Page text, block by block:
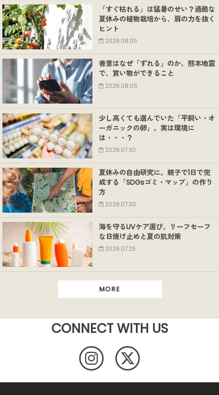
「すぐ枯れる」は猛暑のせい？過酷な
夏休みの植物栽培から、肩の力を抜く
ヒント
2026.08.05
善意はなぜ「ずれる」のか。熊本地震
で、買い物ができること
2026.08.05
少し高くても選んでいた「平飼い・オ
ーガニックの卵」。実は環境に
は・・・？
2026.07.30
夏休みの自由研究に。親子で1日で完
成する「SDGsゴミ・マップ」の作り
方
2026.07.30
海を守るUVケア選び。リーフセーフ
な日焼け止めと夏の肌対策
2026.07.25
MORE
CONNECT WITH US